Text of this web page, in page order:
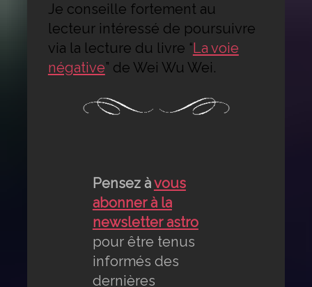
Je conseille fortement au
lecteur intéressé de poursuivre
via la lecture du livre “La voie
négative” de Wei Wu Wei.
Pensez àvous
abonner à la
newsletter astro
pour être tenus
informés des
dernières